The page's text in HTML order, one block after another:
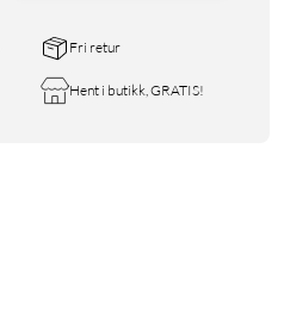
Fri retur
Hent i butikk, GRATIS!